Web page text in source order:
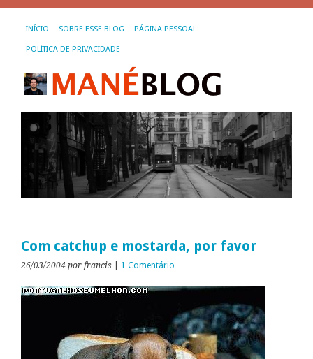
INÍCIO SOBRE ESSE BLOG PÁGINA PESSOAL
POLÍTICA DE PRIVACIDADE
Com catchup e mostarda, por favor
26/03/2004 por francis 1 Comentário